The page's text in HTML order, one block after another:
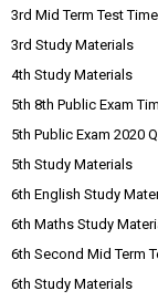
3rd Mid Term Test
3rd Study Materials
4th Study Materials
5th 8th Public Exam
5th Public Exam 2020
5th Study Materials
6th English Study
6th Maths Study
6th Second Mid Term
6th Study Materials